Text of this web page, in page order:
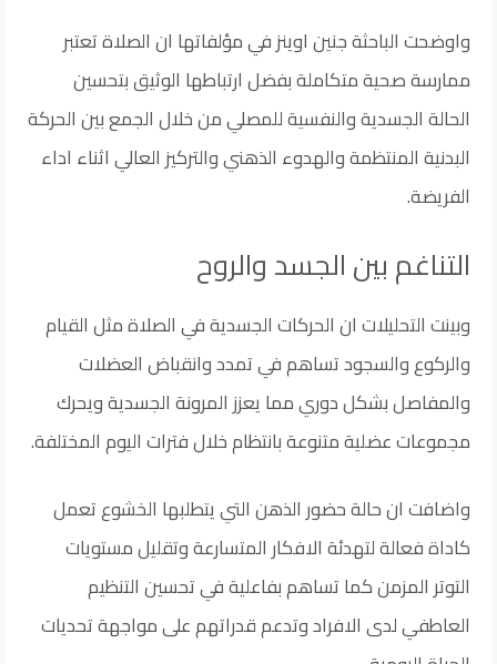
واوضحت الباحثة جنين اوينز في مؤلفاتها ان الصلاة تعتبر
ممارسة صحية متكاملة بفضل ارتباطها الوثيق بتحسين
الحالة الجسدية والنفسية للمصلي من خلال الجمع بين الحركة
البدنية المنتظمة والهدوء الذهني والتركيز العالي اثناء اداء
الفريضة.
التناغم بين الجسد والروح
وبينت التحليلات ان الحركات الجسدية في الصلاة مثل القيام
والركوع والسجود تساهم في تمدد وانقباض العضلات
والمفاصل بشكل دوري مما يعزز المرونة الجسدية ويحرك
مجموعات عضلية متنوعة بانتظام خلال فترات اليوم المختلفة.
واضافت ان حالة حضور الذهن التي يتطلبها الخشوع تعمل
كاداة فعالة لتهدئة الافكار المتسارعة وتقليل مستويات
التوتر المزمن كما تساهم بفاعلية في تحسين التنظيم
العاطفي لدى الافراد وتدعم قدراتهم على مواجهة تحديات